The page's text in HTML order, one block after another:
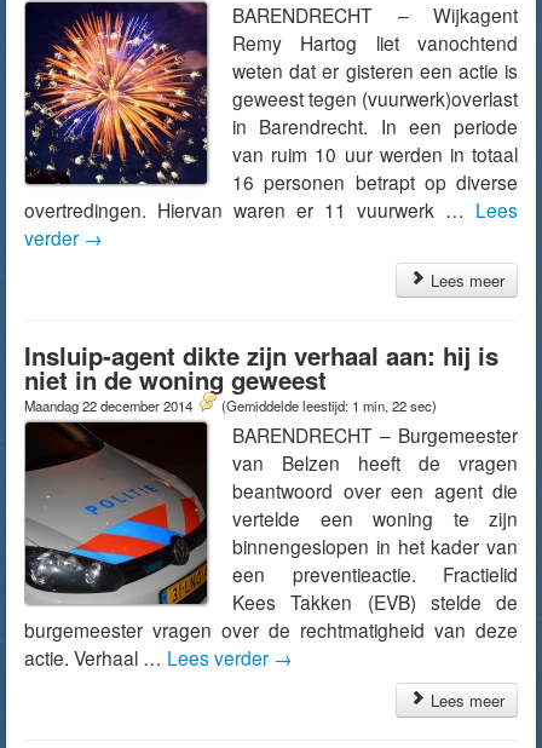
BARENDRECHT – Wijkagent
Remy Hartog liet vanochtend
weten dat er gisteren een actie is
geweest tegen (vuurwerk)overlast
in Barendrecht. In een periode
van ruim 10 uur werden in totaal
16 personen betrapt op diverse
overtredingen. Hiervan waren er 11 vuurwerk … Lees
verder →
Lees meer
Insluip-agent dikte zijn verhaal aan: hij is
niet in de woning geweest
Maandag 22 december 2014 (Gemiddelde leestijd: 1 min, 22 sec)
BARENDRECHT – Burgemeester
van Belzen heeft de vragen
beantwoord over een agent die
vertelde een woning te zijn
binnengeslopen in het kader van
een preventieactie. Fractielid
Kees Takken (EVB) stelde de
burgemeester vragen over de rechtmatigheid van deze
actie. Verhaal … Lees verder →
Lees meer